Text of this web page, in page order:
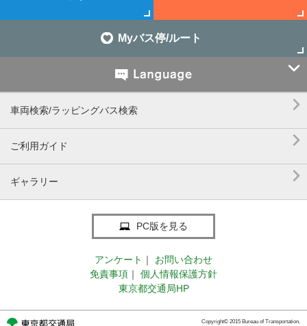
Myバス停/ルート

車両検索/ラッピングバス検索 
ご利用ガイド 
ギャラリー 
PC版を見る
アンケート ｜
お問い合わせ
免責事項 ｜
個人情報保護方針
東京都交通局HP
Copyright© 2015 Bureau of Transportation.